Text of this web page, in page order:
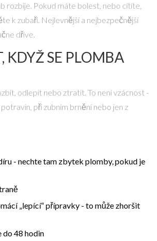
rozbije. Pokud máte bolest, nebo cítíte,
k zubaři. Nejlevnější a nejbezpečnější
dříve.
KDYŽ SE PLOMBA
odlepit nebo ztratit. To není vzácnost -
při zubním brnění nebo jen z
- nechte tam zbytek plomby, pokud je
„lepící“ přípravky - to může zhoršit
do 48 hodin